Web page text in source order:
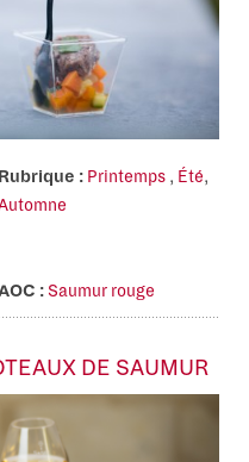
Rubrique : Printemps , Été,
: Saumur rouge
DE SAUMUR